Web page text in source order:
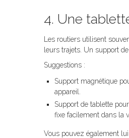
4. Une
Les routiers utilisent
leurs trajets. Un support
Suggestions :
Support magnétique
appareil.
Support de tablette
fixe facilement dans la
Vous pouvez également